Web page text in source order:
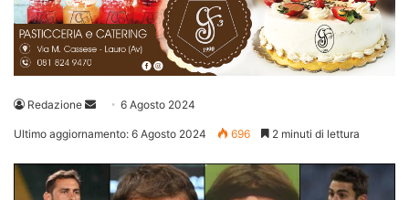
Redazione
Invia 6 Agosto 2024
Ultimo aggiornamento: 6 Agosto 2024 696 2 minuti di lettura